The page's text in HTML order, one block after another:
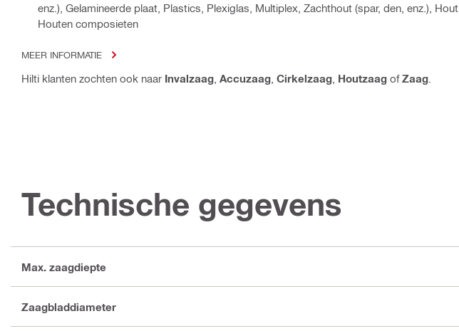
enz.), Gelamineerde plaat, Plastics, Plexiglas, Multiplex, Zachthout (spar, den, enz.), Hout,
Houten composieten
MEER INFORMATIE
Hilti klanten zochten ook naar Invalzaag Accuzaag Cirkelzaag Houtzaag ofZaag
Technische gegevens
Max. zaagdiepte
Zaagbladdiameter